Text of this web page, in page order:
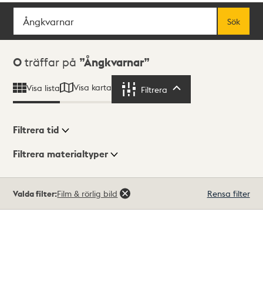
Sök
Sök
Sökresultat
0 träffar på Ångkvarnar
Visa lista Visa karta Filtrera
Visningsläge
Filtrera tid
Filtrera materialtyper
träffar
Valda filter:Film & rörlig bild Rensa filter